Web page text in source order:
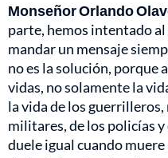
Monseñor Orlando
parte, hemos intentado al
mandar un mensaje
no es la solución, porque
vidas, no solamente la
la vida de los
militares, de los policías y
duele igual cuando